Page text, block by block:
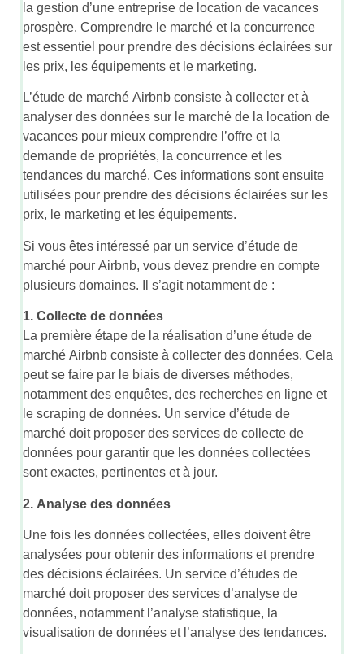
la gestion d’une entreprise de location de vacances
prospère. Comprendre le marché et la concurrence
est essentiel pour prendre des décisions éclairées sur
les prix, les équipements et le marketing.
L’étude de marché Airbnb consiste à collecter et à
analyser des données sur le marché de la location de
vacances pour mieux comprendre l’offre et la
demande de propriétés, la concurrence et les
tendances du marché. Ces informations sont ensuite
utilisées pour prendre des décisions éclairées sur les
prix, le marketing et les équipements.
Si vous êtes intéressé par un service d’étude de
marché pour Airbnb, vous devez prendre en compte
plusieurs domaines. Il s’agit notamment de :
1. Collecte de données
La première étape de la réalisation d’une étude de
marché Airbnb consiste à collecter des données. Cela
peut se faire par le biais de diverses méthodes,
notamment des enquêtes, des recherches en ligne et
le scraping de données. Un service d’étude de
marché doit proposer des services de collecte de
données pour garantir que les données collectées
sont exactes, pertinentes et à jour.
2. Analyse des données
Une fois les données collectées, elles doivent être
analysées pour obtenir des informations et prendre
des décisions éclairées. Un service d’études de
marché doit proposer des services d’analyse de
données, notamment l’analyse statistique, la
visualisation de données et l’analyse des tendances.